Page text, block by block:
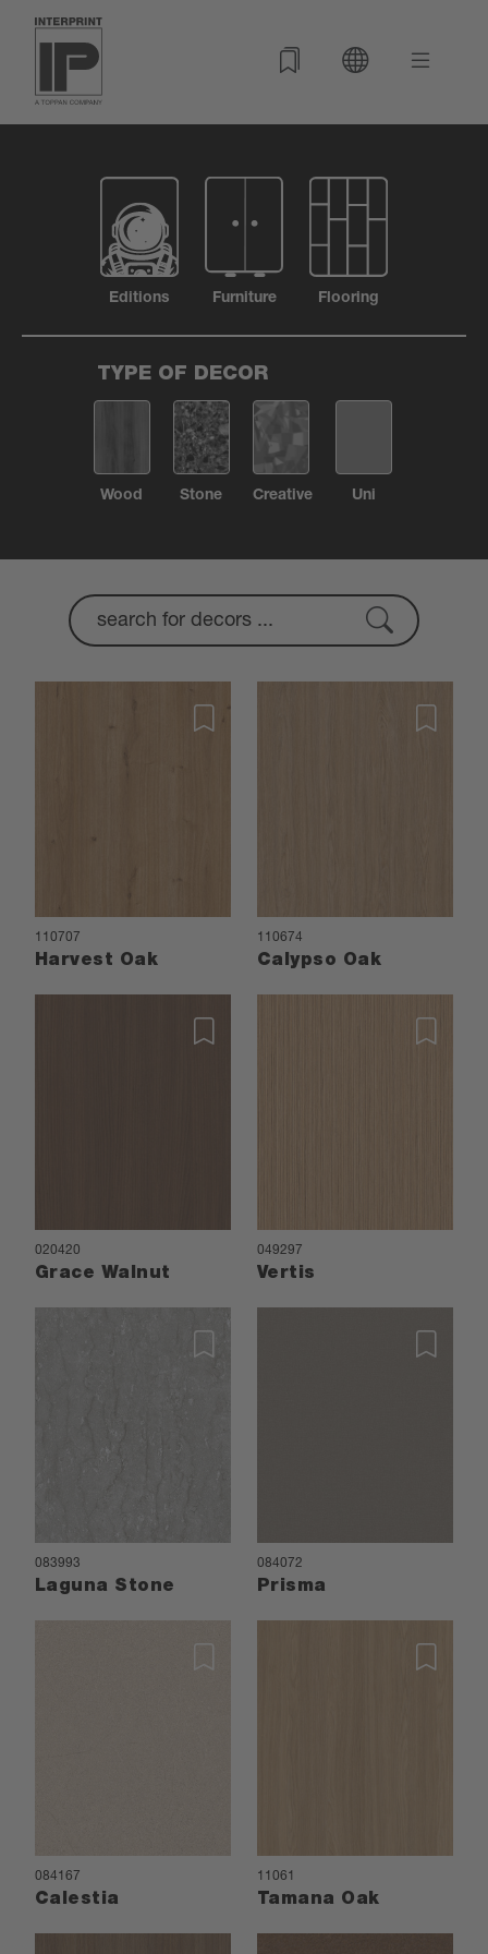
Editions Furniture Flooring
TYPE OF DECOR
Wood Stone Creative Uni
110707
Harvest Oak
110674
Calypso Oak
020420
Grace Walnut
049297
Vertis
083993
Laguna Stone
084072
Prisma
084167
Calestia
11061
Tamana Oak